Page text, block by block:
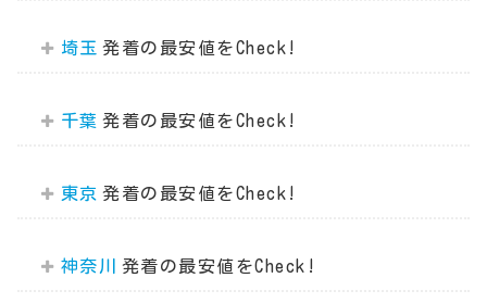
埼玉
千葉
東京
神奈川